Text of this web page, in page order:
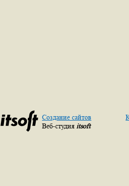
Создание сайтов
Веб-студия itsoft